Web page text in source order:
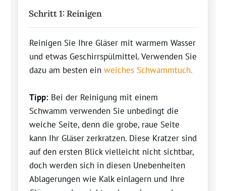
Schritt 1: Reinigen
Reinigen Sie Ihre Gläser mit warmem Wasser
und etwas Geschirrspülmittel. Verwenden Sie
dazu am besten ein weiches Schwammtuch.
Tipp: Bei der Reinigung mit einem
Schwamm verwenden Sie unbedingt die
weiche Seite, denn die grobe, raue Seite
kann Ihr Gläser zerkratzen. Diese Kratzer sind
auf den ersten Blick vielleicht nicht sichtbar,
doch werden sich in diesen Unebenheiten
Ablagerungen wie Kalk einlagern und Ihre